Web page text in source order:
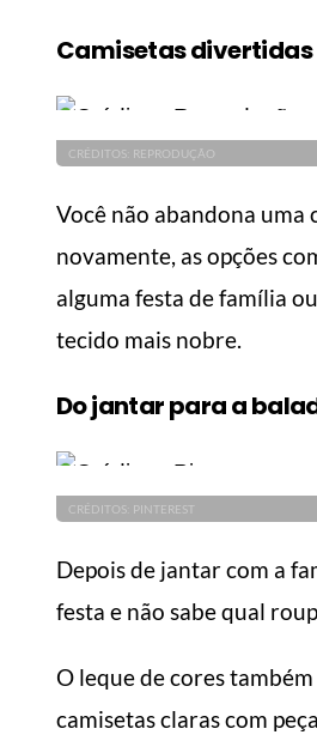
Camisetas divertidas
CRÉDITOS: REPRODUÇÃO
Você não abandona uma
novamente, as opções
alguma festa de família
tecido mais nobre.
Do jantar para a
CRÉDITOS: PINTEREST
Depois de jantar com a
festa e não sabe qual
O leque de cores
camisetas claras com
6 dicas de